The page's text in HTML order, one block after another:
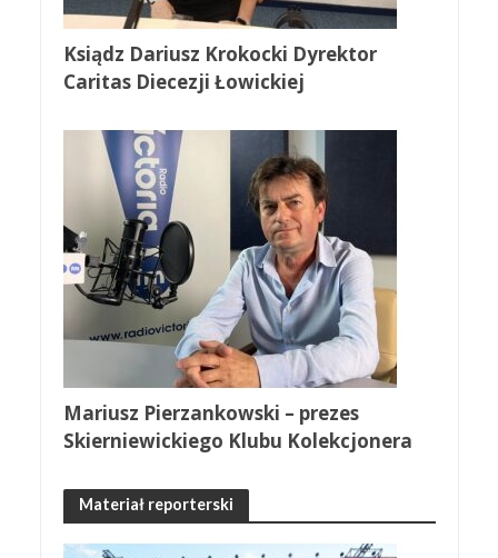
Ksiądz Dariusz Krokocki Dyrektor
Caritas Diecezji Łowickiej
Mariusz Pierzankowski – prezes
Skierniewickiego Klubu Kolekcjonera
Materiał reporterski